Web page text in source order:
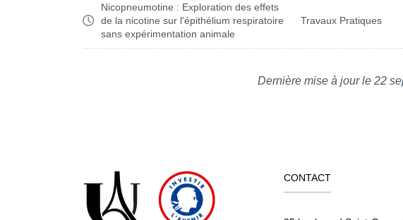
Nicopneumotine : Exploration des effets
de la nicotine sur l'épithélium respiratoire
sans expérimentation animale
Travaux Pratiques
Dernière mise à jour le 22
CONTACT